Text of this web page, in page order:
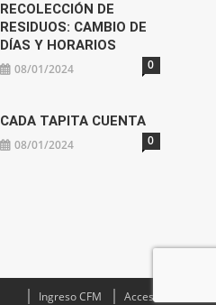
RECOLECCIÓN DE
RESIDUOS: CAMBIO DE
DÍAS Y HORARIOS
08/01/2024 0
CADA TAPITA CUENTA
08/01/2024 0
Ingreso CFM Acceso